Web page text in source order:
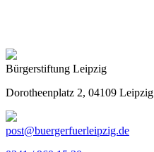
Bürgerstiftung Leipzig
Dorotheenplatz 2, 04109 Leipzig
post@buergerfuerleipzig.de